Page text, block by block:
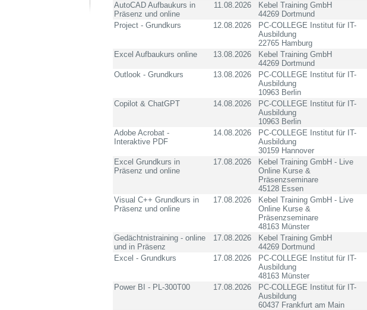
AutoCAD Aufbaukurs in
Präsenz und online
11.08.2026
Kebel Training GmbH
44269 Dortmund
Project - Grundkurs 12.08.2026
PC-COLLEGE Institut für IT-
Ausbildung
22765 Hamburg
Excel Aufbaukurs online 13.08.2026
Kebel Training GmbH
44269 Dortmund
Outlook - Grundkurs 13.08.2026
PC-COLLEGE Institut für IT-
Ausbildung
10963 Berlin
Copilot & ChatGPT 14.08.2026
PC-COLLEGE Institut für IT-
Ausbildung
10963 Berlin
Adobe Acrobat -
Interaktive PDF
14.08.2026
PC-COLLEGE Institut für IT-
Ausbildung
30159 Hannover
Excel Grundkurs in
Präsenz und online
17.08.2026
Kebel Training GmbH - Live
Online Kurse &
Präsenzseminare
45128 Essen
Visual C++ Grundkurs in
Präsenz und online
17.08.2026
Kebel Training GmbH - Live
Online Kurse &
Präsenzseminare
48163 Münster
Gedächtnistraining - online
und in Präsenz
17.08.2026
Kebel Training GmbH
44269 Dortmund
Excel - Grundkurs 17.08.2026
PC-COLLEGE Institut für IT-
Ausbildung
48163 Münster
Power BI - PL-300T00 17.08.2026
PC-COLLEGE Institut für IT-
Ausbildung
60437 Frankfurt am Main